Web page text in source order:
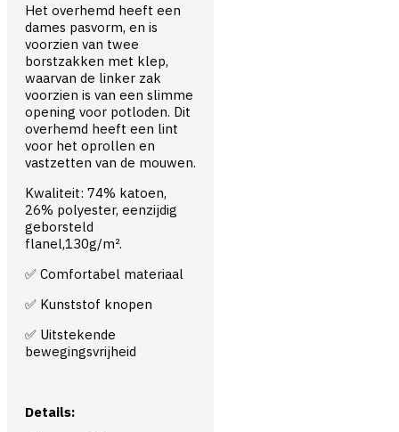
Het overhemd heeft een
dames pasvorm, en is
voorzien van twee
borstzakken met klep,
waarvan de linker zak
voorzien is van een slimme
opening voor potloden. Dit
overhemd heeft een lint
voor het oprollen en
vastzetten van de mouwen.
Kwaliteit: 74% katoen,
26% polyester, eenzijdig
geborsteld
flanel,130g/m².
✅ Comfortabel materiaal
✅ Kunststof knopen
✅ Uitstekende
bewegingsvrijheid
Details: